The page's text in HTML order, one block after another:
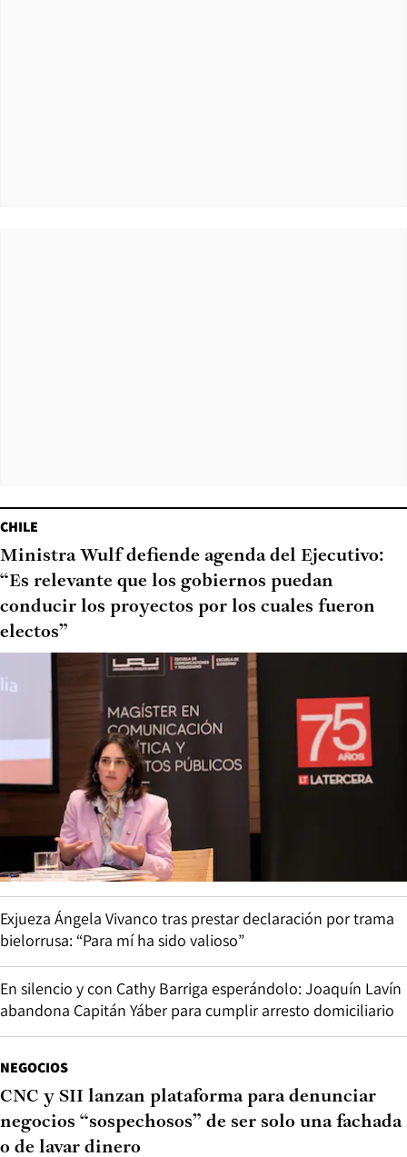
CHILE
Ministra Wulf defiende agenda del Ejecutivo:
“Es relevante que los gobiernos puedan
conducir los proyectos por los cuales fueron
electos”
Exjueza Ángela Vivanco tras prestar declaración por trama
bielorrusa: “Para mí ha sido valioso”
En silencio y con Cathy Barriga esperándolo: Joaquín Lavín
abandona Capitán Yáber para cumplir arresto domiciliario
NEGOCIOS
CNC y SII lanzan plataforma para denunciar
negocios “sospechosos” de ser solo una fachada
o de lavar dinero